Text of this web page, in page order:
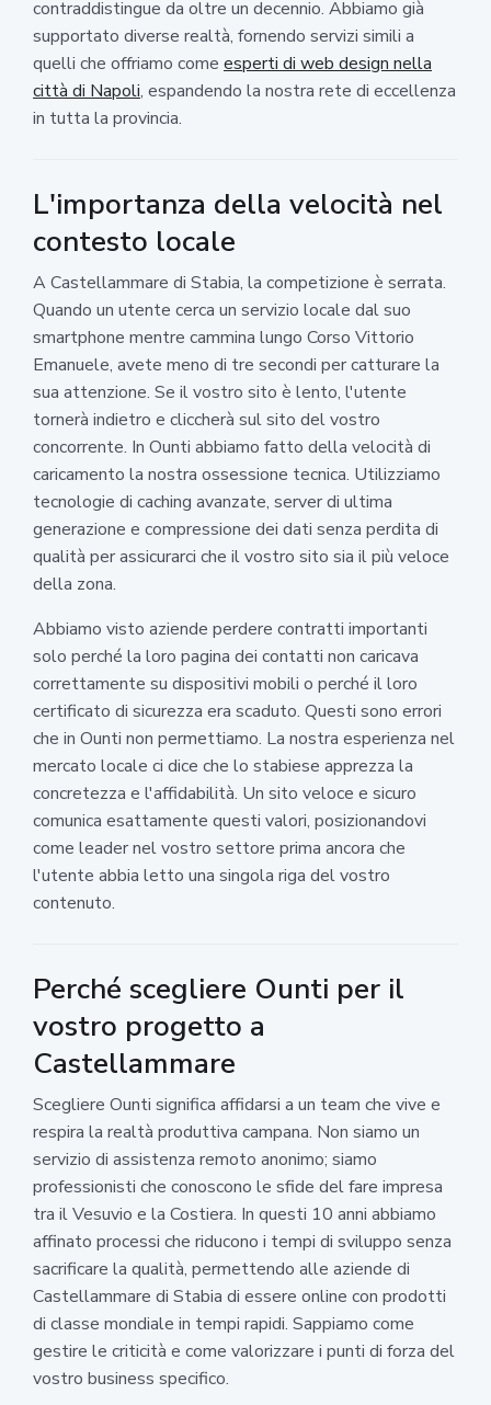
contraddistingue da oltre un decennio. Abbiamo già
supportato diverse realtà, fornendo servizi simili a
quelli che offriamo come esperti di web design nella
città di Napoli, espandendo la nostra rete di eccellenza
in tutta la provincia.
L'importanza della velocità nel
contesto locale
A Castellammare di Stabia, la competizione è serrata.
Quando un utente cerca un servizio locale dal suo
smartphone mentre cammina lungo Corso Vittorio
Emanuele, avete meno di tre secondi per catturare la
sua attenzione. Se il vostro sito è lento, l'utente
tornerà indietro e cliccherà sul sito del vostro
concorrente. In Ounti abbiamo fatto della velocità di
caricamento la nostra ossessione tecnica. Utilizziamo
tecnologie di caching avanzate, server di ultima
generazione e compressione dei dati senza perdita di
qualità per assicurarci che il vostro sito sia il più veloce
della zona.
Abbiamo visto aziende perdere contratti importanti
solo perché la loro pagina dei contatti non caricava
correttamente su dispositivi mobili o perché il loro
certificato di sicurezza era scaduto. Questi sono errori
che in Ounti non permettiamo. La nostra esperienza nel
mercato locale ci dice che lo stabiese apprezza la
concretezza e l'affidabilità. Un sito veloce e sicuro
comunica esattamente questi valori, posizionandovi
come leader nel vostro settore prima ancora che
l'utente abbia letto una singola riga del vostro
contenuto.
Perché scegliere Ounti per il
vostro progetto a
Castellammare
Scegliere Ounti significa affidarsi a un team che vive e
respira la realtà produttiva campana. Non siamo un
servizio di assistenza remoto anonimo; siamo
professionisti che conoscono le sfide del fare impresa
tra il Vesuvio e la Costiera. In questi 10 anni abbiamo
affinato processi che riducono i tempi di sviluppo senza
sacrificare la qualità, permettendo alle aziende di
Castellammare di Stabia di essere online con prodotti
di classe mondiale in tempi rapidi. Sappiamo come
gestire le criticità e come valorizzare i punti di forza del
vostro business specifico.